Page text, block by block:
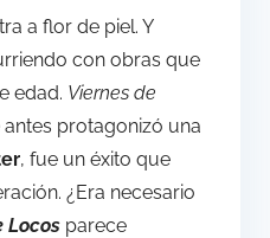
a flor de piel. Y
con obras que
edad. Viernes de
protagonizó una
, fue un éxito que
¿Era necesario
Locos parece